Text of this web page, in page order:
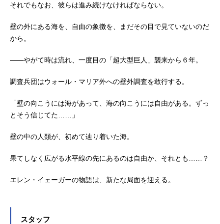
それでもなお、彼らは進み続けなければならない。
壁の外にある海を、自由の象徴を、まだその目で見ていないのだ
から。
――やがて時は流れ、一度目の「超大型巨人」襲来から６年。
調査兵団はウォール・マリア外への壁外調査を敢行する。
「壁の向こうには海があって、海の向こうには自由がある。ずっ
とそう信じてた……」
壁の中の人類が、初めて辿り着いた海。
果てしなく広がる水平線の先にあるのは自由か、それとも……？
エレン・イェーガーの物語は、新たな局面を迎える。
スタッフ